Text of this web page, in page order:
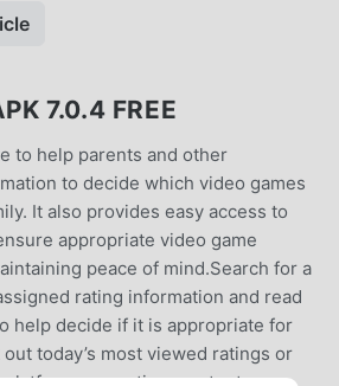
7.0.4 FREE
to help parents and other
to decide which video games
It also provides easy access to
appropriate video game
peace of mind.Search for a
rating information and read
help decide if it is appropriate for
today’s most viewed ratings or